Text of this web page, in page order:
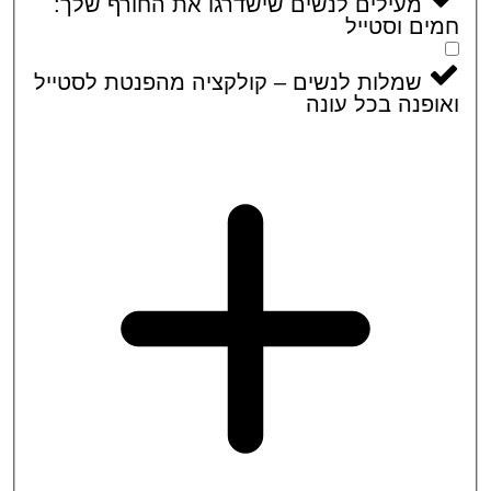
וסטייל
שמלות לנשים – קולקציה מהפנטת לסטייל
בכל עונה